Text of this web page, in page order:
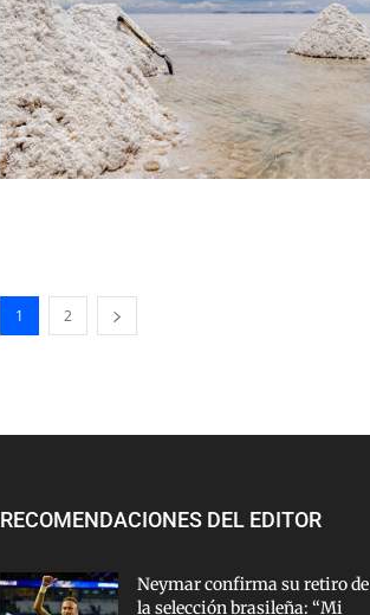
1 2
RECOMENDACIONES DEL EDITOR
Neymar confirma su retiro de
la selección brasileña: “Mi